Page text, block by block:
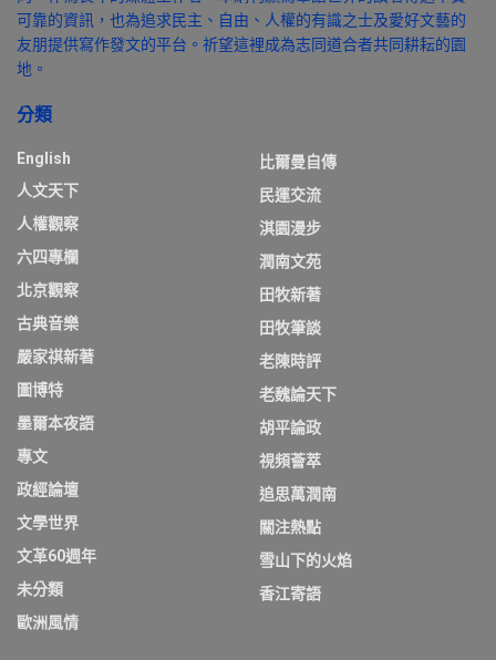
可靠的資訊，也為追求民主、自由、人權的有識之士及愛好文藝的
友朋提供寫作發文的平台。祈望這裡成為志同道合者共同耕耘的園
地。
分類
English
人文天下
人權觀察
六四專欄
北京觀察
古典音樂
嚴家祺新著
圖博特
墨爾本夜語
專文
政經論壇
文學世界
文革60週年
未分類
歐洲風情
比爾曼自傳
民運交流
淇園漫步
潤南文苑
田牧新著
田牧筆談
老陳時評
老魏論天下
胡平論政
視頻薈萃
追思萬潤南
關注熱點
雪山下的火焰
香江寄語